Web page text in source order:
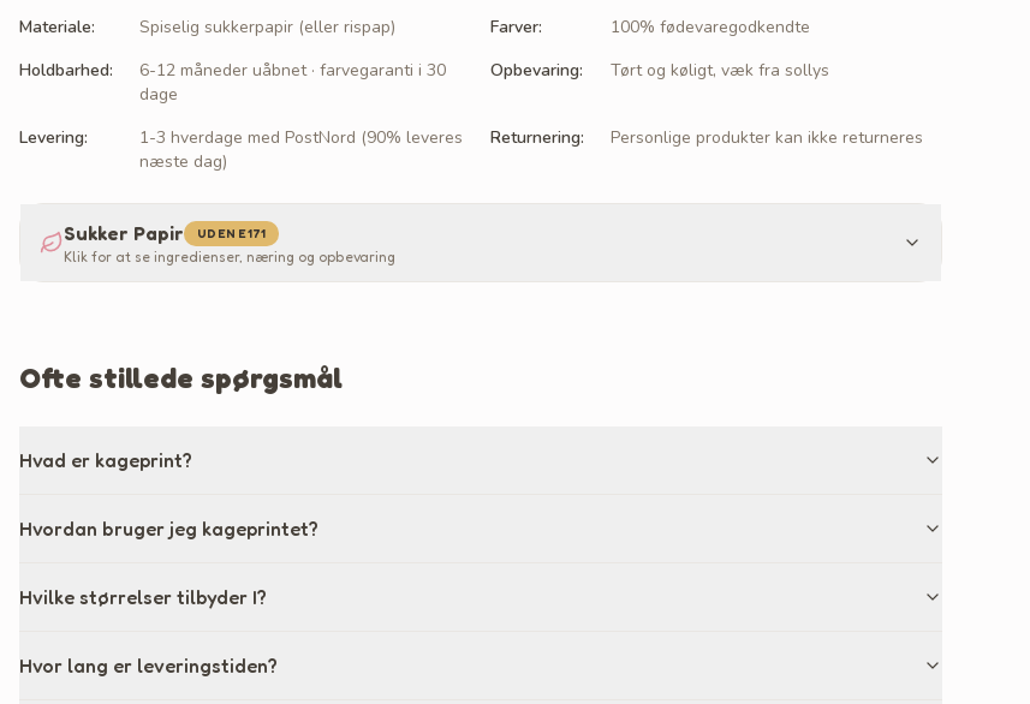
Materiale: Spiselig sukkerpapir (eller rispap) Farver:
100% fødevaregodkendte
Holdbarhed:
6-12 måneder uåbnet · farvegaranti i 30
dage
Opbevaring: Tørt og køligt, væk fra sollys
Levering:
1-3 hverdage med PostNord (90% leveres
næste dag)
Returnering: Personlige produkter kan ikke returneres
Sukker Papir UDEN E171
Klik for at se ingredienser, næring og opbevaring
Ofte stillede spørgsmål
Hvad er kageprint?
Hvordan bruger jeg kageprintet?
Hvilke størrelser tilbyder I?
Hvor lang er leveringstiden?